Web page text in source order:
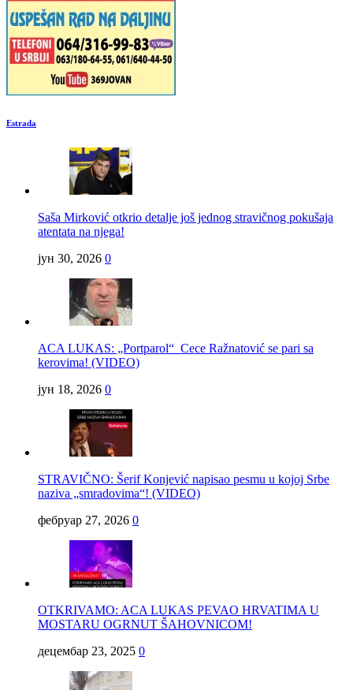
Estrada
Saša Mirković otkrio detalje još jednog stravičnog pokušaja
atentata na njega!
јун 30, 2026 0
ACA LUKAS: „Portparol“ Cece Ražnatović se pari sa
kerovima! (VIDEO)
јун 18, 2026 0
STRAVIČNO: Šerif Konjević napisao pesmu u kojoj Srbe
naziva „smradovima“! (VIDEO)
фебруар 27, 2026 0
OTKRIVAMO: ACA LUKAS PEVAO HRVATIMA U
MOSTARU OGRNUT ŠAHOVNICOM!
децембар 23, 2025 0